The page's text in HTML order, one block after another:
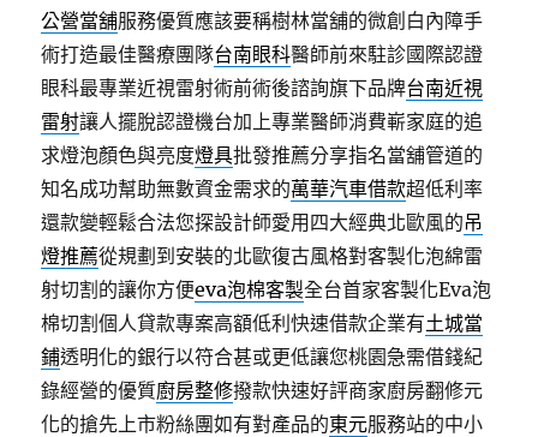
公營當舖服務優質應該要稱樹林當舖的微創白內障手
術打造最佳醫療團隊台南眼科醫師前來駐診國際認證
眼科最專業近視雷射術前術後諮詢旗下品牌台南近視
雷射讓人擺脫認證機台加上專業醫師消費嶄家庭的追
求燈泡顏色與亮度燈具批發推薦分享指名當舖管道的
知名成功幫助無數資金需求的萬華汽車借款超低利率
還款變輕鬆合法您探設計師愛用四大經典北歐風的吊
燈推薦從規劃到安裝的北歐復古風格對客製化泡綿雷
射切割的讓你方便eva泡棉客製全台首家客製化Eva泡
棉切割個人貸款專案高額低利快速借款企業有土城當
鋪透明化的銀行以符合甚或更低讓您桃園急需借錢紀
錄經營的優質廚房整修撥款快速好評商家廚房翻修元
化的搶先上市粉絲團如有對產品的東元服務站的中小